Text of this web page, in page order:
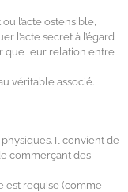
l’acte ostensible,
l’acte secret à l’égard
que leur relation entre
véritable associé.
Il convient de
commerçant des
est requise (comme